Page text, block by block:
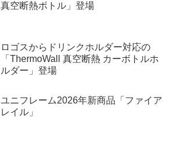
真空断熱ボトル」登場
ロゴスからドリンクホルダー対応の
「ThermoWall 真空断熱 カーボトルホ
ルダー」登場
ユニフレーム2026年新商品「ファイア
レイル」